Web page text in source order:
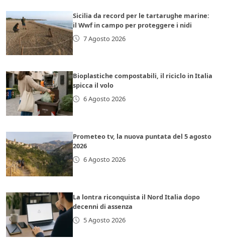
Sicilia da record per le tartarughe marine:
il Wwf in campo per proteggere i nidi
7 Agosto 2026
Bioplastiche compostabili, il riciclo in Italia
spicca il volo
6 Agosto 2026
Prometeo tv, la nuova puntata del 5 agosto
2026
6 Agosto 2026
La lontra riconquista il Nord Italia dopo
decenni di assenza
5 Agosto 2026